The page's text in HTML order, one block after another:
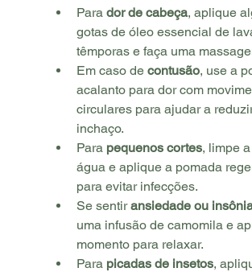
Para dor de cabeça, aplique
gotas de óleo essencial de
têmporas e faça uma
Em caso de contusão, use a
acalanto para dor com
circulares para ajudar a
inchaço.
Para pequenos cortes, limpe
água e aplique a pomada
para evitar infecções.
Se sentir ansiedade ou
uma infusão de camomila e
momento para relaxar.
Para picadas de insetos,